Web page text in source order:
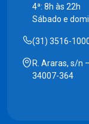
4ª: 8h às 22h
Sábado e
(31) 3516-
R. Araras, s/n
34007-364